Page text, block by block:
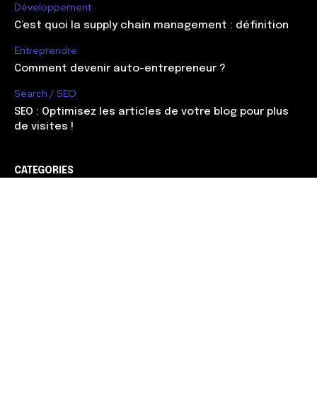
Développement
C’est quoi la supply chain management : définition
Entreprendre
Comment devenir auto-entrepreneur ?
Search / SEO
SEO : Optimisez les articles de votre blog pour plus
de visites !
CATEGORIES